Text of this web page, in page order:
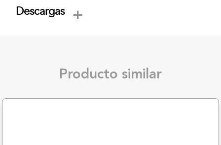
Descargas
Producto similar